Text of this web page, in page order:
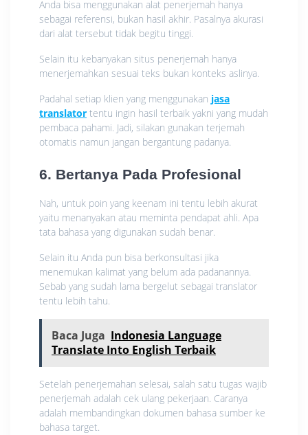
Anda bisa menggunakan alat penerjemah hanya
sebagai referensi, bukan hasil akhir. Pasalnya akurasi
dari alat tersebut tidak begitu tinggi.
Selain itu kebanyakan situs penerjemah hanya
menerjemahkan sesuai teks bukan konteks aslinya.
Padahal setiap klien yang menggunakan jasa
translator tentu ingin hasil terbaik yakni yang mudah
pembaca pahami. Jadi, silakan gunakan terjemah
otomatis namun jangan bergantung padanya.
6. Bertanya Pada Profesional
Nah, untuk poin yang keenam ini tentu lebih akurat
yaitu menanyakan atau meminta pendapat ahli. Apa
tata bahasa yang digunakan sudah benar.
Selain itu Anda pun bisa berkonsultasi jika
menemukan kalimat yang belum ada padanannya.
Sebab yang sudah lama bergelut sebagai translator
tentu lebih tahu.
Baca Juga Indonesia Language
Translate Into English Terbaik
Setelah penerjemahan selesai, salah satu tugas wajib
penerjemah adalah cek ulang pekerjaan. Caranya
adalah membandingkan dokumen bahasa sumber ke
bahasa target.